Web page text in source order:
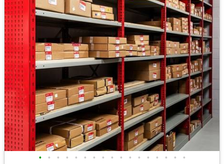
• • • • • • • • • • • • • • • • •